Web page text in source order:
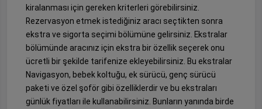
kiralanması için gereken kriterleri görebilirsiniz.
Rezervasyon etmek istediğiniz aracı seçtikten sonra
ekstra ve sigorta seçimi bölümüne gelirsiniz. Ekstralar
bölümünde aracınız için ekstra bir özellik seçerek onu
ücretli bir şekilde tarifenize ekleyebilirsiniz. Bu ekstralar
Navigasyon, bebek koltuğu, ek sürücü, genç sürücü
paketi ve özel şoför gibi özelliklerdir ve bu ekstraları
günlük fiyatları ile kullanabilirsiniz. Bunların yanında birde